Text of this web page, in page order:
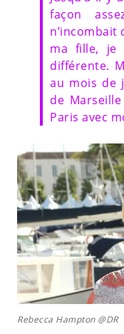
façon
n’incombait
ma fille, je
différente.
au mois de
de
Paris avec
Rebecca Hampton @DR